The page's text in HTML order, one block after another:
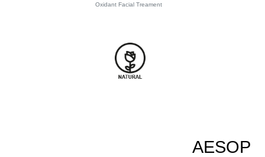
Oxidant Facial Treament
AESOP